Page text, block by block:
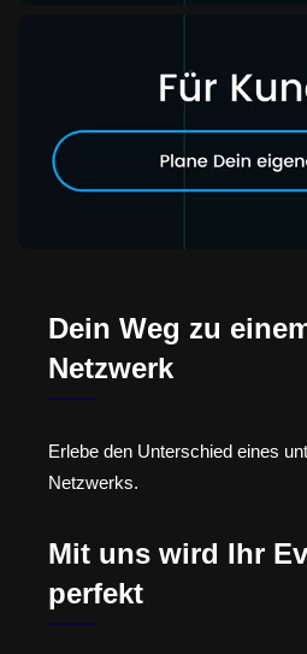
Dein Weg zu
Netzwerk
Erlebe den Unterschied eines
Netzwerks.
Mit uns wird Ihr
perfekt